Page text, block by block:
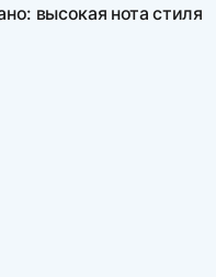
высокая нота стиля